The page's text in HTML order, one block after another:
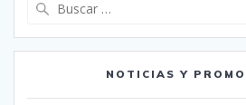
NOTICIAS Y